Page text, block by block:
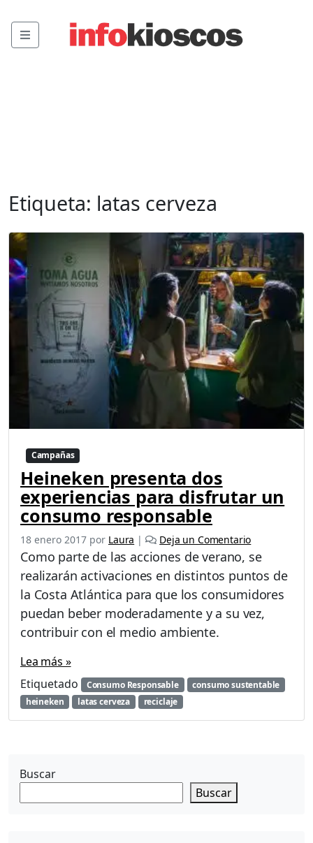
Menu
Etiqueta: latas cerveza
Campañas
Heineken presenta dos
experiencias para disfrutar un
consumo responsable
18 enero 2017 por Laura | Deja un Comentario
Como parte de las acciones de verano, se
realizarán activaciones en distintos puntos de
la Costa Atlántica para que los consumidores
puedan beber moderadamente y a su vez,
contribuir con el medio ambiente.
Lea más »
Etiquetado
Consumo Responsable
consumo sustentable
heineken
latas cerveza reciclaje
Buscar
Buscar